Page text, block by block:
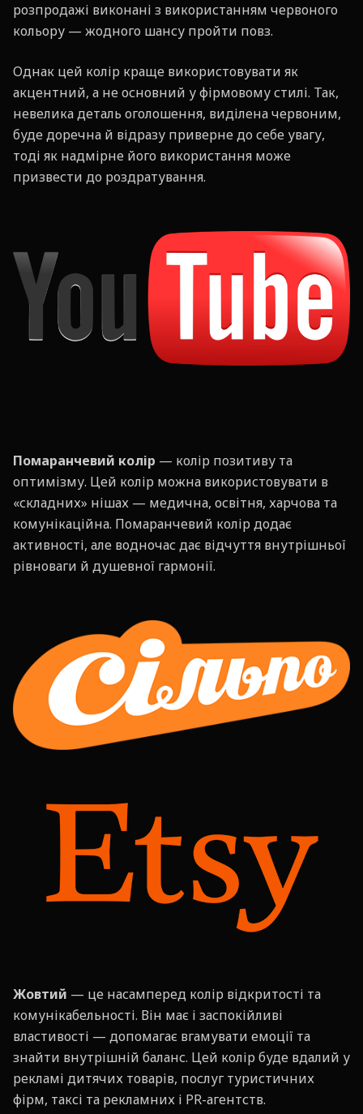
розпродажі виконані з використанням червоного
кольору — жодного шансу пройти повз.
Однак цей колір краще використовувати як
акцентний, а не основний у фірмовому стилі. Так,
невелика деталь оголошення, виділена червоним,
буде доречна й відразу приверне до себе увагу,
тоді як надмірне його використання може
призвести до роздратування.
Помаранчевий колір — колір позитиву та
оптимізму. Цей колір можна використовувати в
«складних» нішах — медична, освітня, харчова та
комунікаційна. Помаранчевий колір додає
активності, але водночас дає відчуття внутрішньої
рівноваги й душевної гармонії.
Жовтий — це насамперед колір відкритості та
комунікабельності. Він має і заспокійливі
властивості — допомагає вгамувати емоції та
знайти внутрішній баланс. Цей колір буде вдалий у
рекламі дитячих товарів, послуг туристичних
фірм, таксі та рекламних і PR-агентств.